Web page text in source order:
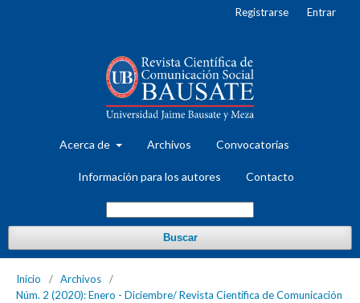
Acerca de Archivos Convocatorias
Información para los autores Contacto
Buscar
Registrarse Entrar
Inicio / Archivos
/
Núm. 2 (2020): Enero - Diciembre/ Revista Científica de Comunicación